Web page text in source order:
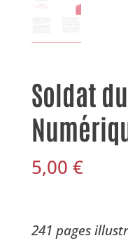
Soldat
5,00 €
241 pages